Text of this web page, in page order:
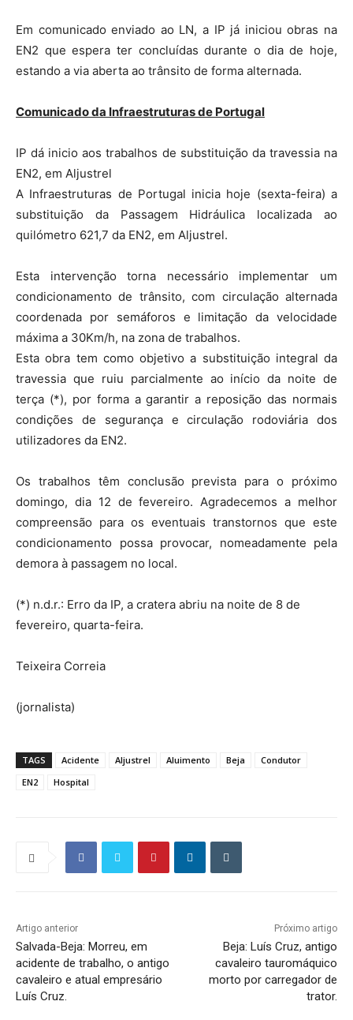
Em comunicado enviado ao LN, a IP já iniciou obras na
EN2 que espera ter concluídas durante o dia de hoje,
estando a via aberta ao trânsito de forma alternada.
Comunicado da Infraestruturas de Portugal
IP dá inicio aos trabalhos de substituição da travessia na
EN2, em Aljustrel
A Infraestruturas de Portugal inicia hoje (sexta-feira) a
substituição da Passagem Hidráulica localizada ao
quilómetro 621,7 da EN2, em Aljustrel.
Esta intervenção torna necessário implementar um
condicionamento de trânsito, com circulação alternada
coordenada por semáforos e limitação da velocidade
máxima a 30Km/h, na zona de trabalhos.
Esta obra tem como objetivo a substituição integral da
travessia que ruiu parcialmente ao início da noite de
terça (*), por forma a garantir a reposição das normais
condições de segurança e circulação rodoviária dos
utilizadores da EN2.
Os trabalhos têm conclusão prevista para o próximo
domingo, dia 12 de fevereiro. Agradecemos a melhor
compreensão para os eventuais transtornos que este
condicionamento possa provocar, nomeadamente pela
demora à passagem no local.
(*) n.d.r.: Erro da IP, a cratera abriu na noite de 8 de
fevereiro, quarta-feira.
Teixeira Correia
(jornalista)
TAGS Acidente Aljustrel Aluimento Beja
Condutor
EN2
Hospital
Artigo anterior
Salvada-Beja: Morreu, em
acidente de trabalho, o antigo
cavaleiro e atual empresário
Luís Cruz.
Próximo artigo
Beja: Luís Cruz, antigo
cavaleiro tauromáquico
morto por carregador de
trator.